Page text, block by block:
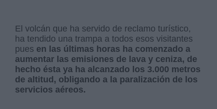
El volcán que ha servido de reclamo turístico,
ha tendido una trampa a todos esos visitantes
pues en las últimas horas ha comenzado a
aumentar las emisiones de lava y ceniza, de
hecho ésta ya ha alcanzado los 3.000 metros
de altitud, obligando a la paralización de los
servicios aéreos.